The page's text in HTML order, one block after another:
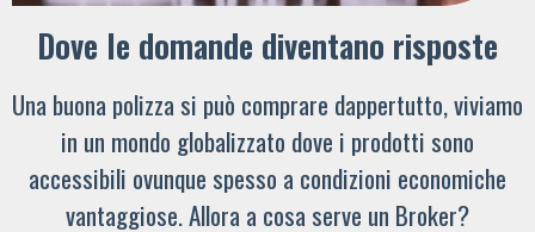
Dove le domande diventano risposte
Una buona polizza si può comprare dappertutto, viviamo
in un mondo globalizzato dove i prodotti sono
accessibili ovunque spesso a condizioni economiche
vantaggiose. Allora a cosa serve un Broker?